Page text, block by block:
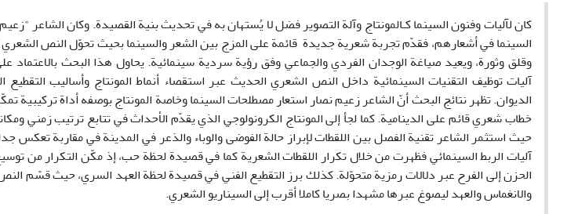
كان لآليات وفنون السينما كـالمونتاج وآلة التصوير فضل لا يُستهان به في تحديث بنية القصيدة. وكان الشاعر
السينما في أشعارهم، فقدّم تجربة شعرية جديدة قائمة على المزج بين الشعر والسينما بحيث تحوّل النص
وقلق وثورة، ويعيد صياغة الوجدان الفردي والجماعي وفق رؤية سردية سينمائية. يحاول هذا البحث بالاعتماد
آليات توظيف التقنيات السينمائية داخل النص الشعري الحديث عبر استقصاء أنماط المونتاج وأساليب
الديوان. تظهر نتائج البحث أنّ الشاعر زعيم نصار استعار مصطلحات السينما وخاصة المونتاج بوصفه أداة تركيبية
خطاب شعري قائم على الدينامية. كما لجأ إلى المونتاج الكرونولوجي الذي يقدّم الأحداث في تتابع ترتيب زمني
حيث استثمر الشاعر تقنية الفصل بين اللقطات لإبراز حالة الفوضى والوباء والذعر في المدينة في مقاربة تعكس
آليات الربط السينمائي فظهرت من خلال تكرار اللقطات الشعرية كما في قصيدة لحظة حب، إذ مكّن التكرار من
الحزن إلى الفرح عبر دلالات رمزية متحوّلة. كذلك برز التقطيع الفني في قصيدة لحظة العهد السري، حيث قسّم النص
والانغماس والعهد ليصوغ عبرها مشهدا بصريا كاملا أقرب إلى السيناريو الشعري.